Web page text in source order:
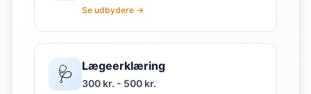
Se udbydere →
🩺 Lægeerklæring
300 kr. - 500 kr.